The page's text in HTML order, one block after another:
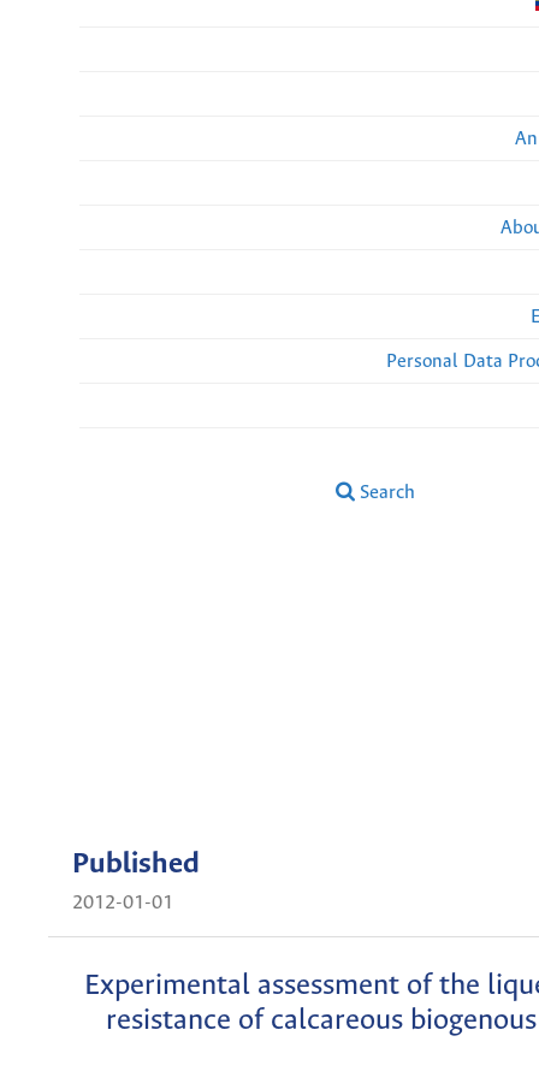
Personal Data
Search
Published
2012-01-01
Experimental assessment of the
resistance of calcareous